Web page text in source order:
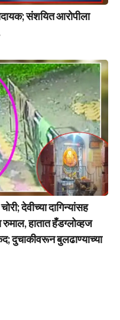
संशयित आरोपीला
देवीच्या दागिन्यांसह
हातात हँडग्लोव्हज
दुचाकीवरून बुलढाण्याच्या